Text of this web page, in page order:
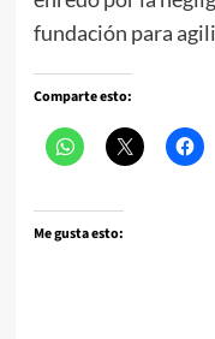
fundación para
Comparte esto:
Me gusta esto: